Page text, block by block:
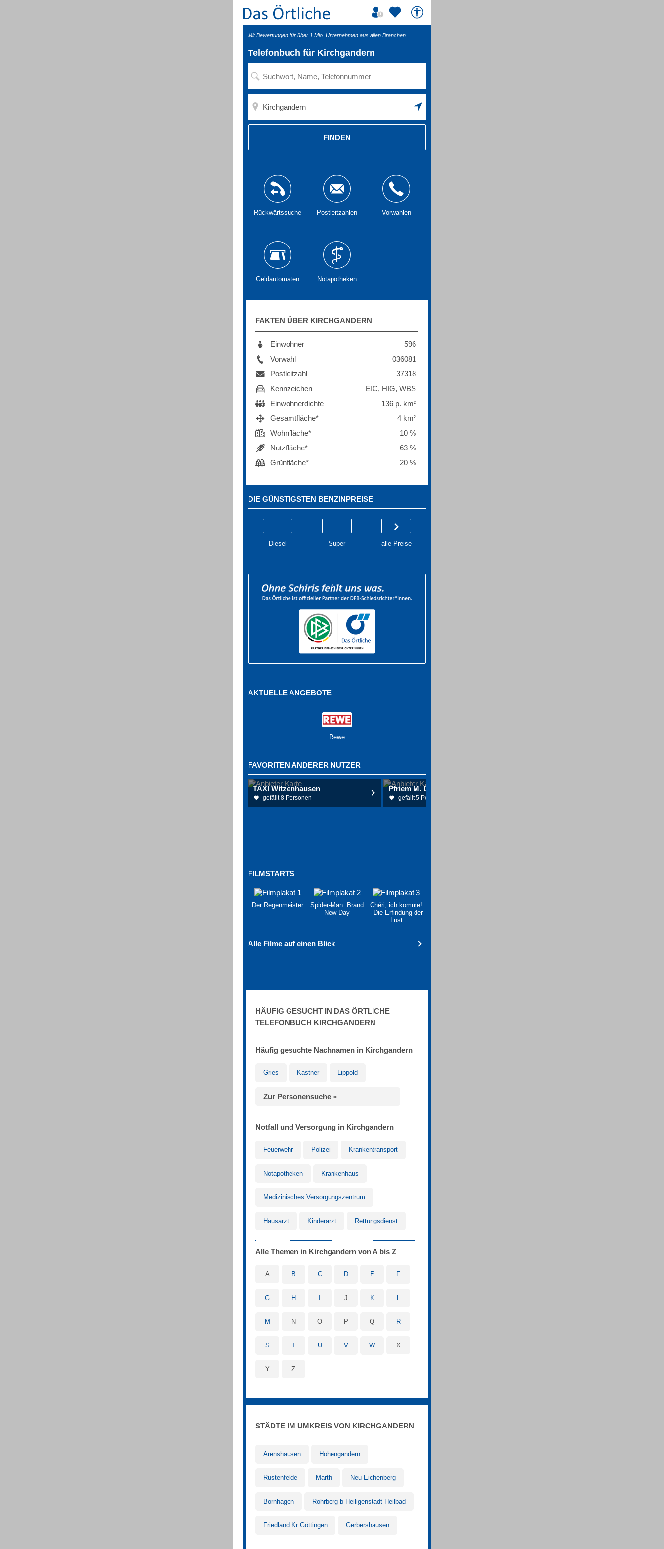
Mit Bewertungen für über 1 Mio. Unternehmen aus allen Branchen
Telefonbuch für Kirchgandern
FINDEN
Rückwärtssuche Postleitzahlen Vorwahlen
Geldautomaten Notapotheken
FAKTEN ÜBER KIRCHGANDERN
Einwohner
596
Vorwahl
036081
Postleitzahl
37318
Kennzeichen
EIC, HIG, WBS
Einwohnerdichte
136 p. km²
Gesamtfläche*
4 km²
Wohnfläche*
10 %
Nutzfläche*
63 %
Grünfläche*
20 %
DIE GÜNSTIGSTEN BENZINPREISE
Diesel Super alle Preise
AKTUELLE ANGEBOTE
Rewe
FAVORITEN ANDERER NUTZER
TAXI Witzenhausen
gefällt 8 Personen gefällt 5 Personen
FILMSTARTS
Der Regenmeister
Spider-Man: Brand
New Day
Chéri, ich komme!
- Die Erfindung der
Lust
Alle Filme auf einen Blick
HÄUFIG GESUCHT IN DAS ÖRTLICHE
TELEFONBUCH KIRCHGANDERN
Häufig gesuchte Nachnamen in Kirchgandern
Gries Kastner Lippold
Zur Personensuche »
Notfall und Versorgung in Kirchgandern
Feuerwehr Polizei Krankentransport
Notapotheken Krankenhaus
Medizinisches Versorgungszentrum
Hausarzt Kinderarzt Rettungsdienst
Alle Themen in Kirchgandern von A bis Z
A B C D E F
G H J K L
M N O P Q R
S T U V W X
Y Z
STÄDTE IM UMKREIS VON KIRCHGANDERN
Arenshausen Hohengandern
Rustenfelde Marth Neu-Eichenberg
Bornhagen Rohrberg b Heiligenstadt Heilbad
Friedland Kr Göttingen Gerbershausen